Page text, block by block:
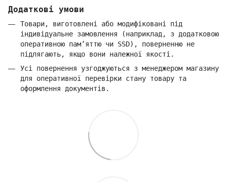
Додаткові умови
Товари, виготовлені або модифіковані під
індивідуальне замовлення (наприклад, з додатковою
оперативною пам’яттю чи SSD), поверненню не
підлягають, якщо вони належної якості.
Усі повернення узгоджуються з менеджером магазину
для оперативної перевірки стану товару та
оформлення документів.